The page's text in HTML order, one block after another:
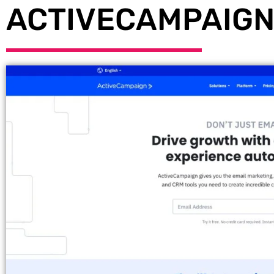
ACTIVECAMPAIGN